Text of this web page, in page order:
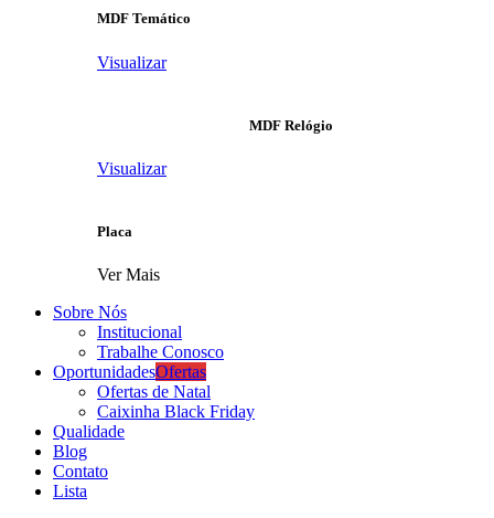
MDF Temático
Visualizar
MDF Relógio
Visualizar
Placa
Ver Mais
Sobre Nós
Institucional
Trabalhe Conosco
OportunidadesOfertas
Ofertas de Natal
Caixinha Black Friday
Qualidade
Blog
Contato
Lista